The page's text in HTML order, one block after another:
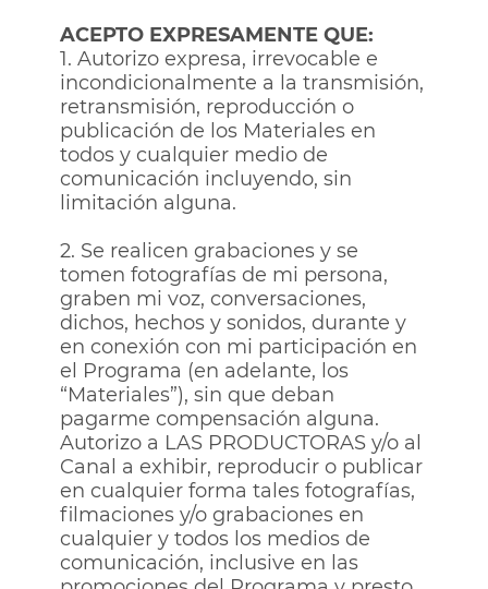
ACEPTO EXPRESAMENTE QUE:
1. Autorizo expresa, irrevocable e
incondicionalmente a la transmisión,
retransmisión, reproducción o
publicación de los Materiales en
todos y cualquier medio de
comunicación incluyendo, sin
limitación alguna.
2. Se realicen grabaciones y se
tomen fotografías de mi persona,
graben mi voz, conversaciones,
dichos, hechos y sonidos, durante y
en conexión con mi participación en
el Programa (en adelante, los
“Materiales”), sin que deban
pagarme compensación alguna.
Autorizo a LAS PRODUCTORAS y/o al
Canal a exhibir, reproducir o publicar
en cualquier forma tales fotografías,
filmaciones y/o grabaciones en
cualquier y todos los medios de
comunicación, inclusive en las